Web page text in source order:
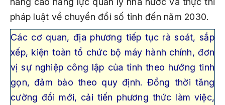
pháp luật về chuyển đổi số tỉnh đến năm 2030.
Các cơ quan, địa phương tiếp tục rà soát, sắp
xếp, kiện toàn tổ chức bộ máy hành chính, đơn
vị sự nghiệp công lập của tỉnh theo hướng tinh
gọn, đảm bảo theo quy định. Đồng thời tăng
cường đổi mới, cải tiến phương thức làm việc,